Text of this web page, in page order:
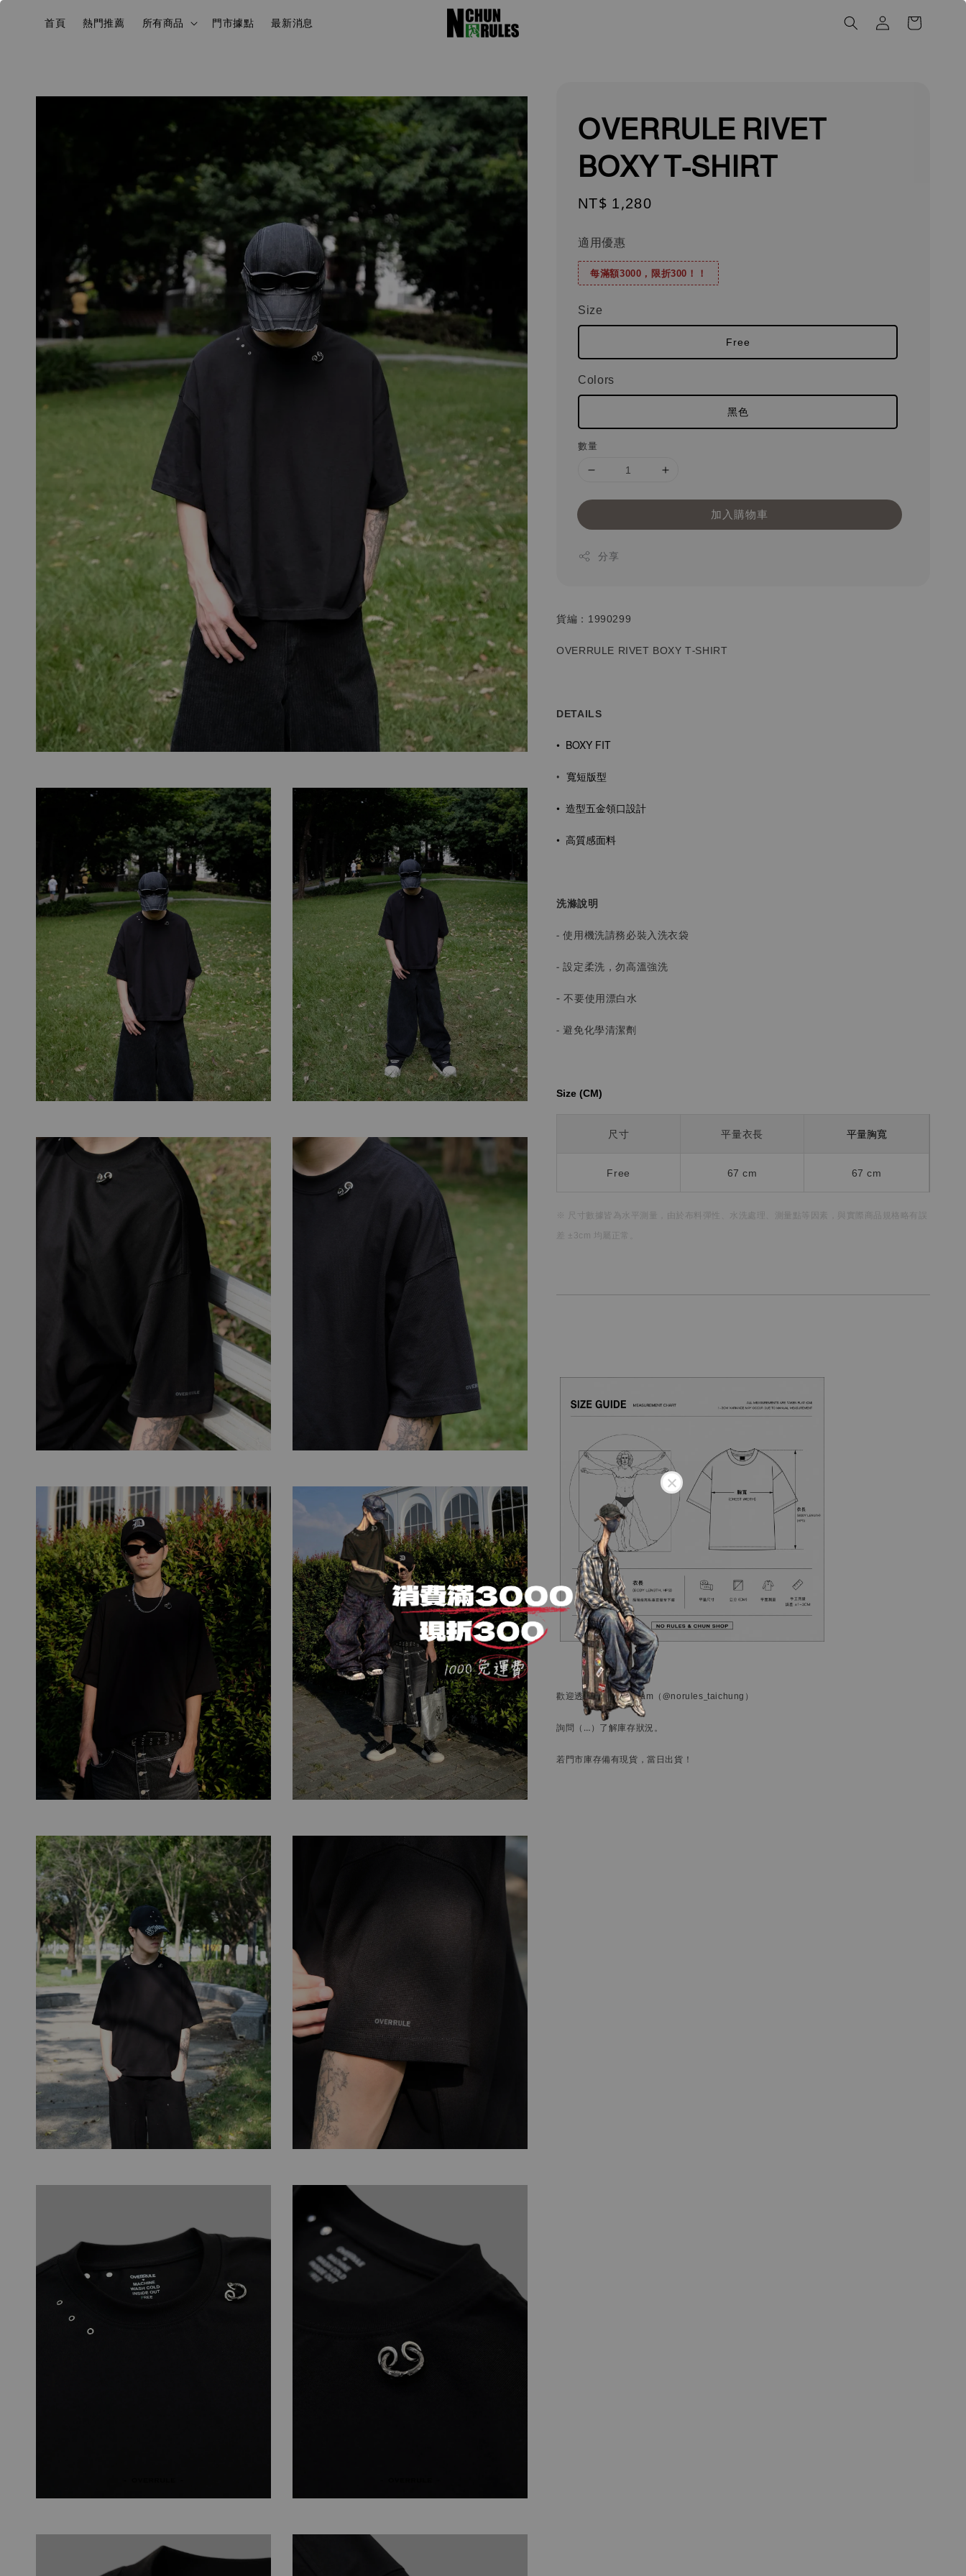
首頁 熱門推薦 所有商品 門市據點 最新消息
OVERRULE RIVET
BOXY T-SHIRT
Regular
NT$ 1,280
適用優惠
每滿額3000，限折300！！
Size
Free
Colors
黑色
數量
加入購物車
分享
貨編：1990299
OVERRULE RIVET BOXY T-SHIRT
DETAILS
• BOXY FIT
• 寬短版型
• 造型五金領口設計
• 高質感面料
洗滌說明
- 使用機洗請務必裝入洗衣袋
- 設定柔洗，勿高溫強洗
-不要使用漂白水
- 避免化學清潔劑
Size (CM)⁡⁡
尺寸 平量衣長 平量胸寬
Free 67 cm 67 cm
※ 尺寸數據皆為水平測量， 由於布料彈性、水洗處理、測量點等因素，
與實際商品規格略有誤
差 ±3cm 均屬正常。
歡迎透過官方Instagram （@norules_taichung）
詢問 （…） 了解庫存狀況。
若門市庫存備有現貨，當日出貨！